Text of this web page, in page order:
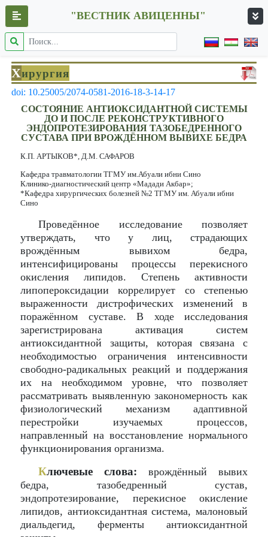
"ВЕСТНИК АВИЦЕННЫ"
Хирургия
doi: 10.25005/2074-0581-2016-18-3-14-17
СОСТОЯНИЕ АНТИОКСИДАНТНОЙ СИСТЕМЫ
ДО И ПОСЛЕ РЕКОНСТРУКТИВНОГО
ЭНДОПРОТЕЗИРОВАНИЯ ТАЗОБЕДРЕННОГО
СУСТАВА ПРИ ВРОЖДЁННОМ ВЫВИХЕ БЕДРА
К.П. АРТЫКОВ*, Д.М. САФАРОВ
Кафедра травматологии ТГМУ им.Абуали ибни Сино
Клинико-диагностический центр «Мадади Акбар»;
*Кафедра хирургических болезней №2 ТГМУ им. Абуали ибни
Сино
Проведённое исследование позволяет
утверждать, что у лиц, страдающих
врождённым вывихом бедра,
интенсифицированы процессы перекисного
окисления липидов. Степень активности
липопероксидации коррелирует со степенью
выраженности дистрофических изменений в
поражённом суставе. В ходе исследования
зарегистрирована активация систем
антиоксидантной защиты, которая связана с
необходимостью ограничения интенсивности
свободно-радикальных реакций и поддержания
их на необходимом уровне, что позволяет
рассматривать выявленную закономерность как
физиологический механизм адаптивной
перестройки изучаемых процессов,
направленный на восстановление нормального
функционирования организма.
Ключевые слова: врождённый вывих
бедра, тазобедренный сустав,
эндопротезирование, перекисное окисление
липидов, антиоксидантная система, малоновый
диальдегид, ферменты антиоксидантной